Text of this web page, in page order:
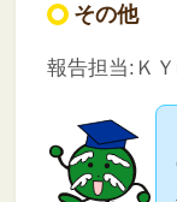
その他
報告担当:Ｋ